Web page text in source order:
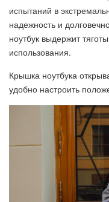
испытаний в
надежность и
ноутбук выдержит
использования.
Крышка ноутбука
удобно настроить